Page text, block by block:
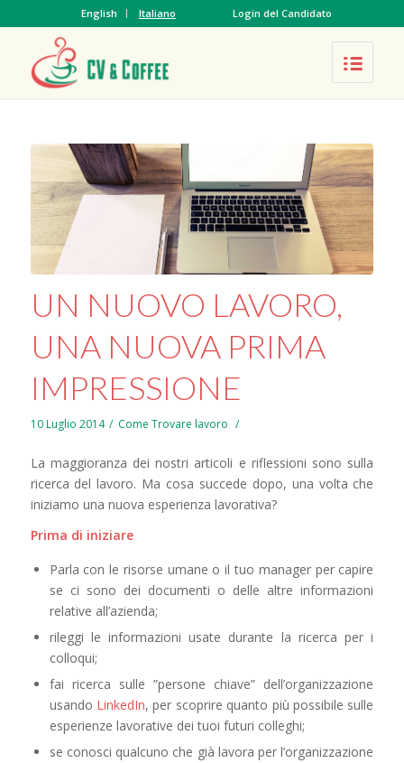
English Italiano Login del Candidato
UN NUOVO LAVORO,
UNA NUOVA PRIMA
IMPRESSIONE
10 Luglio 2014 /
in, Come Trovare lavoro /
La maggioranza dei nostri articoli e riflessioni sono sulla
ricerca del lavoro. Ma cosa succede dopo, una volta che
iniziamo una nuova esperienza lavorativa?
Prima di iniziare
Parla con le risorse umane o il tuo manager per capire
se ci sono dei documenti o delle altre informazioni
relative all’azienda;
rileggi le informazioni usate durante la ricerca per i
colloqui;
fai ricerca sulle ”persone chiave” dell’organizzazione
usando LinkedIn, per scoprire quanto più possibile sulle
esperienze lavorative dei tuoi futuri colleghi;
se conosci qualcuno che già lavora per l’organizzazione